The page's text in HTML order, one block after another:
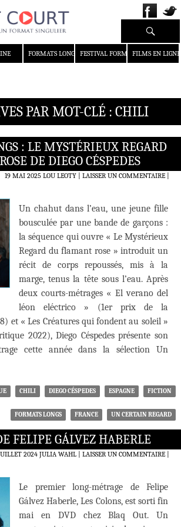
FORMATS LONGS FESTIVAL FORMAT COURT
FILMS EN LIGNE
Recherche
PAR MOT-CLÉ : CHILI
: LE MYSTÉRIEUX REGARD
DE DIEGO CÉSPEDES
19 MAI 2025 LOU LEOTY LAISSER UN COMMENTAIRE|
Un chahut dans l’eau, une jeune fille
bousculée par une bande de garçons :
la séquence qui ouvre « Le Mystérieux
Regard du flamant rose » introduit un
récit de corps repoussés, mis à la
marge, tenus la tête sous l’eau. Après
deux courts-métrages « El verano del
léon eléctrico » (1er prix de la
et « Les Créatures qui fondent au soleil »
2022), Diego Céspedes présente son
cette année dans la sélection Un
CHILI DIEGO CÉSPEDES ESPAGNE FICTION
FORMATS LONGS FRANCE UN CERTAIN REGARD
FELIPE GÁLVEZ HABERLE
2024 JULIA WAHL LAISSER UN COMMENTAIRE|
Le premier long-métrage de Felipe
Gálvez Haberle, Les Colons, est sorti fin
mai en DVD chez Blaq Out. Un